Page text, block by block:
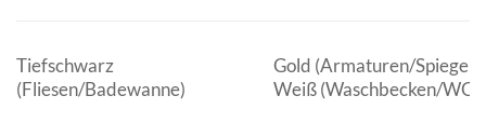
Tiefschwarz
(Fliesen/Badewanne)
Gold (Armaturen/
Weiß (Waschbecken/WC)